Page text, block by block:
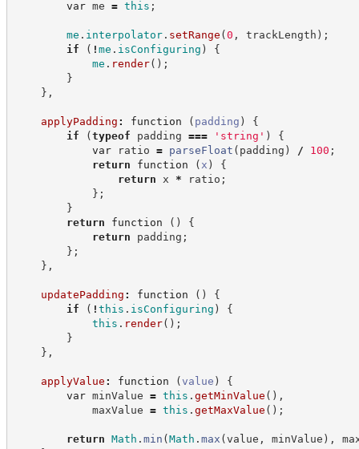
var me = this ;
me . interpolator. setRange (0 , trackLength ) ;
if
( ! me . isConfiguring )
{
me . render( ) ;
}
} ,
applyPadding : function ( padding )
{
if
(typeof padding === ' string ' )
{
var ratio = parseFloat ( padding ) / 100 ;
return
function ( x )
{
return x * ratio ;
} ;
}
return
function ( )
{
return padding ;
} ;
} ,
updatePadding : function ( )
{
if
( ! this . isConfiguring )
{
this . render( ) ;
}
} ,
applyValue : function (value )
{
var minValue = this . getMinValue ( ) ,
maxValue = this . getMaxValue ( ) ;
return Math . min (Math . max (value , minValue ) ,